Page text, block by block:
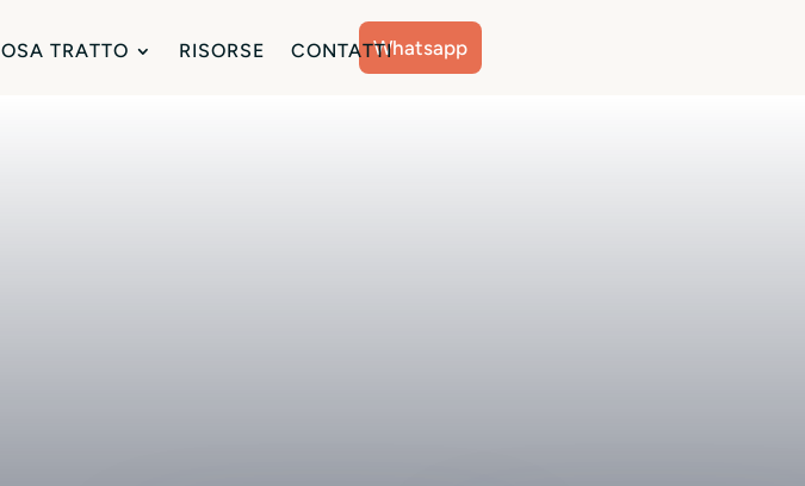
TRATTO RISORSE CONTATTIWhatsapp